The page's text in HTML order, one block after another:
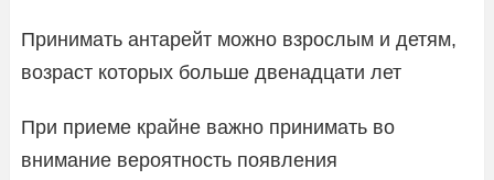
Принимать антарейт можно взрослым и детям,
возраст которых больше двенадцати лет
При приеме крайне важно принимать во
внимание вероятность появления